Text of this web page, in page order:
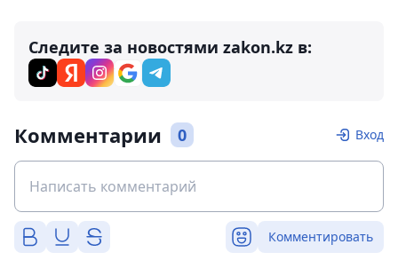
Следите за новостями zakon.kz в:
Комментарии 0 Вход
Комментировать